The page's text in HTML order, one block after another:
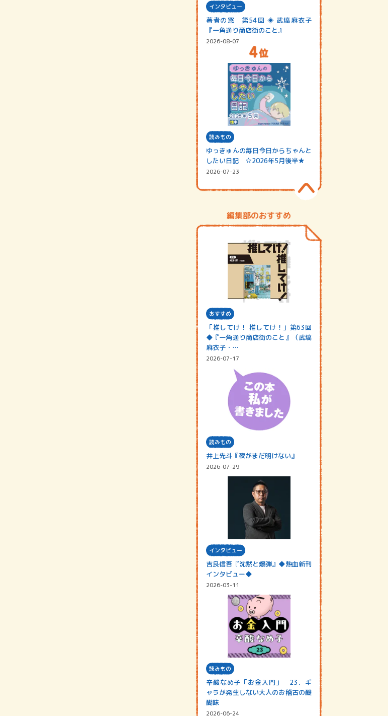
インタビュー
著者の窓 第54回 ◈ 武塙麻衣子
『一角通り商店街のこと』
2026-08-07
読みもの
ゆっきゅんの毎日今日からちゃんと
したい日記 ☆2026年5月後半★
2026-07-23
編集部のおすすめ
おすすめ
「推してけ！ 推してけ！」第63回
◆『一角通り商店街のこと』（武塙
麻衣子・…
2026-07-17
読みもの
井上先斗『夜がまだ明けない』
2026-07-29
インタビュー
吉良信吾『沈黙と爆弾』◆熱血新刊
インタビュー◆
2026-03-11
読みもの
辛酸なめ子「お金入門」 23．ギ
ャラが発生しない大人のお稽古の醍
醐味
2026-06-24